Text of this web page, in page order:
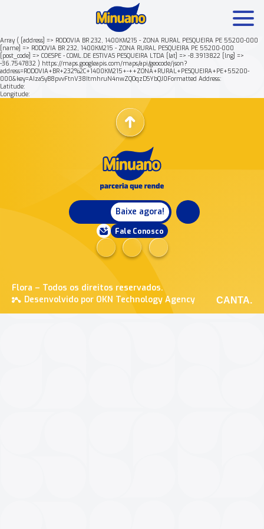
Array ( [address] => RODOVIA BR 232, 1400KM215 - ZONA RURAL PESQUEIRA PE 55200-000
[name] => RODOVIA BR 232, 1400KM215 - ZONA RURAL PESQUEIRA PE 55200-000
[post_code] => COESPE - COML.DE ESTIVAS PESQUEIRA LTDA [lat] => -8.3913822 [lng] =>
-36.7547832 ) https://maps.googleapis.com/maps/api/geocode/json?
address=RODOVIA+BR+232%2C+1400KM215+-++ZONA+RURAL+PESQUEIRA+PE+55200-
000&key=AIzaSyB8pvvFtnV38ItmhruN4nwZQOqzDSYbQJ0Formatted Address:
Latitude:
Longitude:
Baixe agora!
Fale Conosco
Flora – Todos os direitos reservados.
Desenvolvido por OKN Technology Agency
CANTA.
Mais buscados: Produtos Minuano Rende +
Nossa história